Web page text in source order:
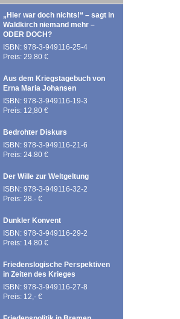
„Hier war doch nichts!“ – sagt in
Waldkirch niemand mehr –
ODER DOCH?
ISBN: 978-3-949116-25-4
Preis: 29.80 €
Aus dem Kriegstagebuch von
Erna Maria Johansen
ISBN: 978-3-949116-19-3
Preis: 12,80 €
Bedrohter Diskurs
ISBN: 978-3-949116-21-6
Preis: 24.80 €
Der Wille zur Weltgeltung
ISBN: 978-3-949116-32-2
Preis: 28.- €
Dunkler Konvent
ISBN: 978-3-949116-29-2
Preis: 14.80 €
Friedenslogische Perspektiven
in Zeiten des Krieges
ISBN: 978-3-949116-27-8
Preis: 12,- €